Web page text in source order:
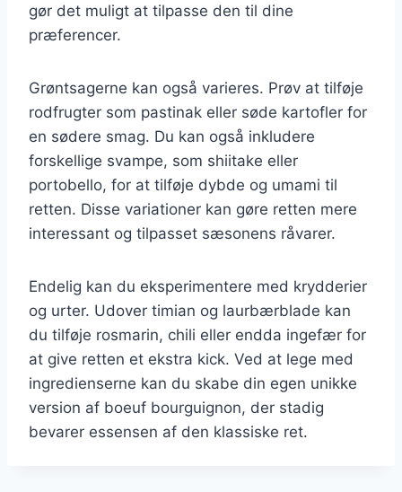
gør det muligt at tilpasse den til dine
præferencer.
Grøntsagerne kan også varieres. Prøv at tilføje
rodfrugter som pastinak eller søde kartofler for
en sødere smag. Du kan også inkludere
forskellige svampe, som shiitake eller
portobello, for at tilføje dybde og umami til
retten. Disse variationer kan gøre retten mere
interessant og tilpasset sæsonens råvarer.
Endelig kan du eksperimentere med krydderier
og urter. Udover timian og laurbærblade kan
du tilføje rosmarin, chili eller endda ingefær for
at give retten et ekstra kick. Ved at lege med
ingredienserne kan du skabe din egen unikke
version af boeuf bourguignon, der stadig
bevarer essensen af den klassiske ret.